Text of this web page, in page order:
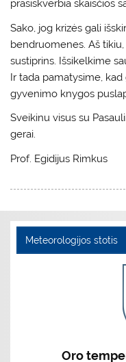
prasiskverbia skaisčios
Sako, jog krizės gali
bendruomenes. Aš
sustiprins. Išsikelkime
Ir tada pamatysime,
gyvenimo knygos
Sveikinu visus su
gerai.
Prof. Egidijus Rimkus
Meteorologijos stotis
Oro